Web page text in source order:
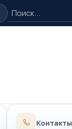
Поиск
Контакты